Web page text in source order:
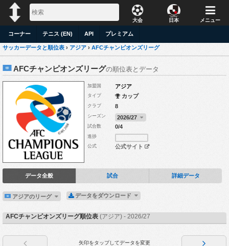
大会 日本 メニュー
コーナー テニス (EN) API プレミアム
サッカーデータと順位表 › アジア › AFCチャンピオンズリーグ
AFCチャンピオンズリーグの順位表とデータ
加盟国 アジア
タイプ カップ
クラブ 8
シーズン 2026/27
試合数 0/4
進捗
公式
公式サイト
データ全般 試合 詳細データ
アジアのリーグ データをダウンロード
AFCチャンピオンズリーグ順位表 (アジア) - 2026/27
矢印をタップしてデータを変更